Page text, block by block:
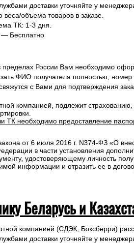
доставки уточняйте у
объема товаров в заказе.
ТК: 1-3 дня.
— Бесплатно
пределах России Вам необходимо
ФИО получателя полностью, номер
с Вами для подтверждения
компанией, подлежит
ТК необходимо предоставление
от 6 июля 2016 г. N374-ФЗ «О
в части установления
удостоверяющему личность
информации и отразить ее в
Беларусь и
компанией (СДЭК, Боксберри)
доставки уточняйте у